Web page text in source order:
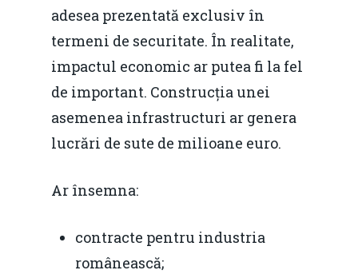
adesea prezentată exclusiv în
termeni de securitate. În realitate,
impactul economic ar putea fi la fel
de important. Construcția unei
asemenea infrastructuri ar genera
lucrări de sute de milioane euro.
Ar însemna:
contracte pentru industria
românească;